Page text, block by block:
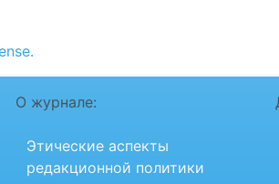
О журнале:
Этические аспекты
редакционной политики